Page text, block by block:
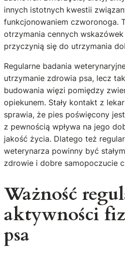
innych istotnych kwestii
funkcjonowaniem czworonoga.
otrzymania cennych
przyczynią się do utrzymania
Regularne badania
utrzymanie zdrowia psa, lecz
budowania więzi pomiędzy
opiekunem. Stały kontakt z
sprawia, że pies poświęcony
z pewnością wpływa na jego
jakość życia. Dlatego też
weterynarza powinny być
zdrowie i dobre samopoczucie
Ważność
aktywności
psa